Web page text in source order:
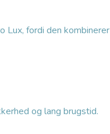
fordi den kombinerer
og lang brugstid.